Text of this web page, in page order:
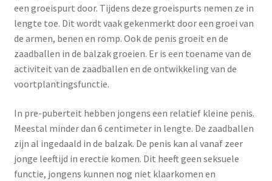
Yoni eggs
Diverse
Contact
een groeispurt door. Tijdens deze groeispurts nemen ze in
lengte toe. Dit wordt vaak gekenmerkt door een groei van
de armen, benen en romp. Ook de penis groeit en de
zaadballen in de balzak groeien. Er is een toename van de
activiteit van de zaadballen en de ontwikkeling van de
voortplantingsfunctie.
In pre-puberteit hebben jongens een relatief kleine penis.
Meestal minder dan 6 centimeter in lengte. De zaadballen
zijn al ingedaald in de balzak. De penis kan al vanaf zeer
jonge leeftijd in erectie komen. Dit heeft geen seksuele
functie, jongens kunnen nog niet klaarkomen en